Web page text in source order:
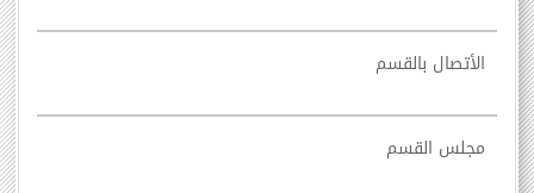
الأتصال بالقسم
مجلس القسم